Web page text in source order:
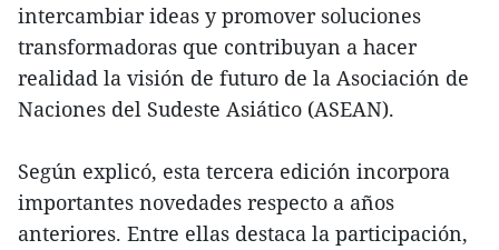
intercambiar ideas y promover soluciones
transformadoras que contribuyan a hacer
realidad la visión de futuro de la Asociación de
Naciones del Sudeste Asiático (ASEAN).
Según explicó, esta tercera edición incorpora
importantes novedades respecto a años
anteriores. Entre ellas destaca la participación,